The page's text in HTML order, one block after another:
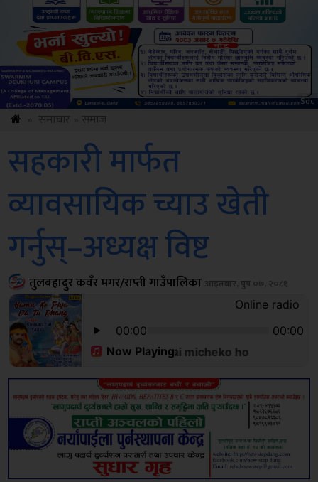
ksbus
सहकारी मार्फत
व्यावसायिक च्याउ खेती
गर्नुस्–अध्यक्ष विष्ट
तुलबहादुर कवँर मगर/राप्ती गाउँपालिका आइतबार, पुष ०७, २०८१